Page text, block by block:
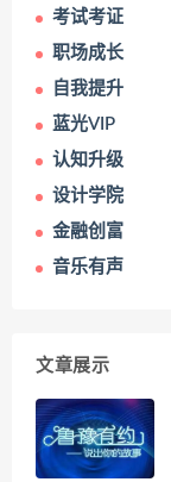
考试考证
职场成长
自我提升
蓝光VIP
认知升级
设计学院
金融创富
音乐有声
文章展示